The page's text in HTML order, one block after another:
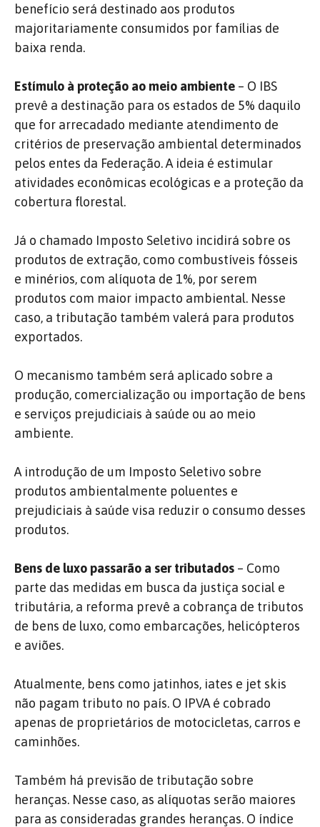
benefício será destinado aos produtos
majoritariamente consumidos por famílias de
baixa renda.
Estímulo à proteção ao meio ambiente – O IBS
prevê a destinação para os estados de 5% daquilo
que for arrecadado mediante atendimento de
critérios de preservação ambiental determinados
pelos entes da Federação. A ideia é estimular
atividades econômicas ecológicas e a proteção da
cobertura florestal.
Já o chamado Imposto Seletivo incidirá sobre os
produtos de extração, como combustíveis fósseis
e minérios, com alíquota de 1%, por serem
produtos com maior impacto ambiental. Nesse
caso, a tributação também valerá para produtos
exportados.
O mecanismo também será aplicado sobre a
produção, comercialização ou importação de bens
e serviços prejudiciais à saúde ou ao meio
ambiente.
A introdução de um Imposto Seletivo sobre
produtos ambientalmente poluentes e
prejudiciais à saúde visa reduzir o consumo desses
produtos.
Bens de luxo passarão a ser tributados – Como
parte das medidas em busca da justiça social e
tributária, a reforma prevê a cobrança de tributos
de bens de luxo, como embarcações, helicópteros
e aviões.
Atualmente, bens como jatinhos, iates e jet skis
não pagam tributo no país. O IPVA é cobrado
apenas de proprietários de motocicletas, carros e
caminhões.
Também há previsão de tributação sobre
heranças. Nesse caso, as alíquotas serão maiores
para as consideradas grandes heranças. O índice